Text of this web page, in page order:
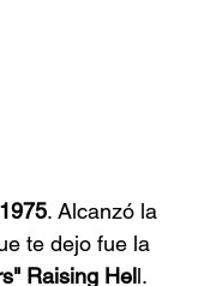
. Alcanzó la
te dejo fue la
Raising Hell.